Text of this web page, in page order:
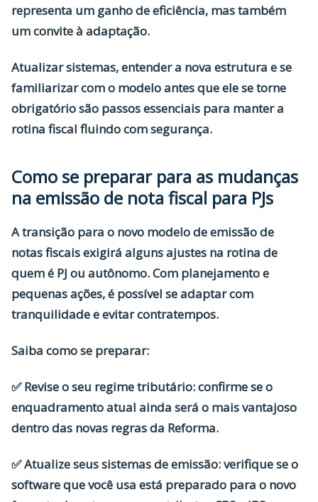
representa um ganho de eficiência, mas também
um convite à adaptação.
Atualizar sistemas, entender a nova estrutura e se
familiarizar com o modelo antes que ele se torne
obrigatório são passos essenciais para manter a
rotina fiscal fluindo com segurança.
Como se preparar para as mudanças
na emissão de nota fiscal para PJs
A transição para o novo modelo de emissão de
notas fiscais exigirá alguns ajustes na rotina de
quem é PJ ou autônomo. Com planejamento e
pequenas ações, é possível se adaptar com
tranquilidade e evitar contratempos.
Saiba como se preparar:
✅Revise o seu regime tributário:confirme se o
enquadramento atual ainda será o mais vantajoso
dentro das novas regras da Reforma.
✅Atualize seus sistemas de emissão:verifique se o
software que você usa está preparado para o novo